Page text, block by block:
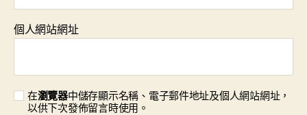
個人網站網址
在瀏覽器中儲存顯示名稱、電子郵件地址及個人網站網址，
以供下次發佈留言時使用。